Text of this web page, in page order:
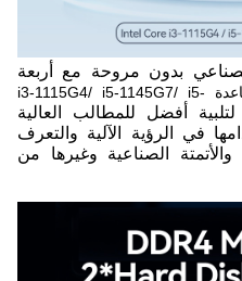
بدون مروحة مع أربعة
القاعدة i3-1115G4/ i5-1145G7/ i5-
أفضل للمطالب العالية
في الرؤية الآلية والتعرف
الصناعية وغيرها من